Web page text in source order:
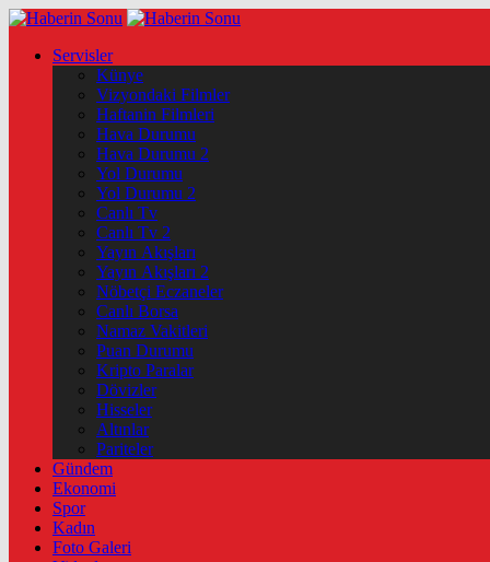
Servisler
Künye
Vizyondaki Filmler
Haftanin Filmleri
Hava Durumu
Hava Durumu 2
Yol Durumu
Yol Durumu 2
Canlı Tv
Canlı Tv 2
Yayın Akışları
Yayın Akışları 2
Nöbetçi Eczaneler
Canlı Borsa
Namaz Vakitleri
Puan Durumu
Kripto Paralar
Dövizler
Hisseler
Altınlar
Pariteler
Gündem
Ekonomi
Spor
Kadın
Foto Galeri